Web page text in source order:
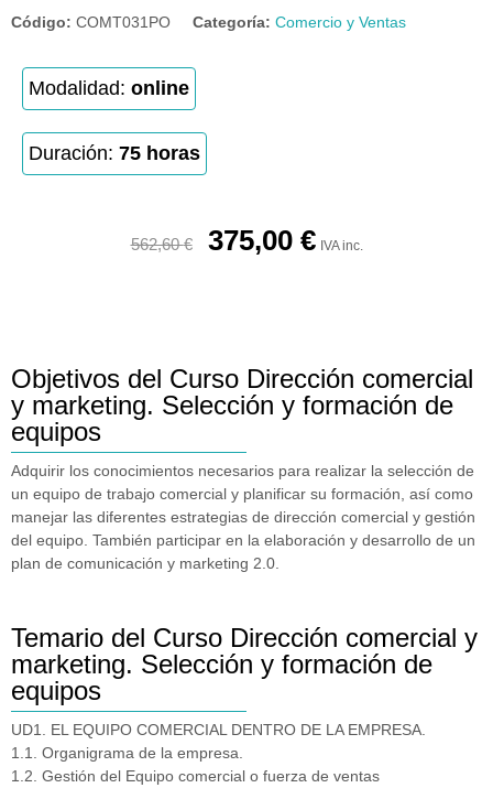
Código: COMT031PO Categoría: Comercio y Ventas
Modalidad: online
Duración: 75 horas
562,60€ 375,00 € IVA inc.
Objetivos del Curso Dirección comercial
y marketing. Selección y formación de
equipos
Adquirir los conocimientos necesarios para realizar la selección de
un equipo de trabajo comercial y planificar su formación, así como
manejar las diferentes estrategias de dirección comercial y gestión
del equipo. También participar en la elaboración y desarrollo de un
plan de comunicación y marketing 2.0.
Temario del Curso Dirección comercial y
marketing. Selección y formación de
equipos
UD1. EL EQUIPO COMERCIAL DENTRO DE LA EMPRESA.
1.1. Organigrama de la empresa.
1.2. Gestión del Equipo comercial o fuerza de ventas